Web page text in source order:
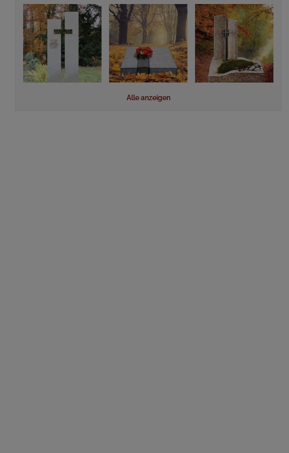
Alle anzeigen